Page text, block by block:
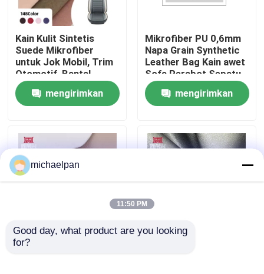
Tentang kita
Wisata pabrik
Kontrol kualitas
Quote request suatu
PU Kulit Imitasi
Kain Kulit Sintetis
Suede Mikrofiber
untuk Jok Mobil, Trim
Otomotif, Bantal,
Sofa, Tas, Dompet,
Casing, Sepatu -
Serbaguna untuk
mengirimkan
Mikrofiber PU 0,6mm
Napa Grain Synthetic
Leather Bag Kain awet
Sofa Perabot Sepatu
Dompet Mobil
Dekorasi Kerajinan
Luar ruangan
mengirimkan
Mikrofiber PU Lichee
michaelpan
11:50 PM
Good day, what product are you looking
for?